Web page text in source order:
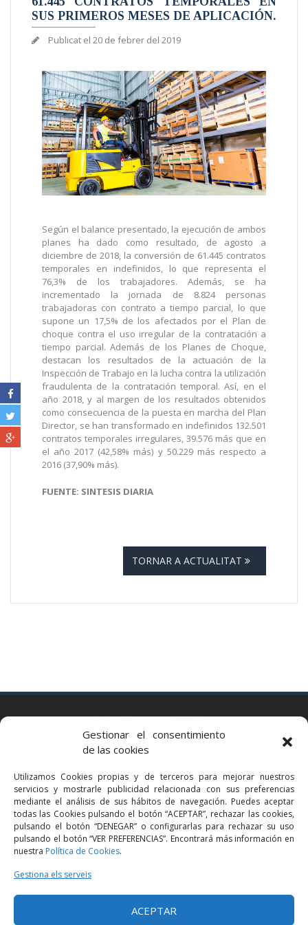
Gestionar el consentimiento
de las cookies
Utilizamos Cookies propias y de terceros para mejorar nuestros
servicios y mostrarle publicidad relacionada con sus preferencias
mediante el análisis de sus hábitos de navegación. Puedes aceptar
todas las Cookies pulsando el botón “ACEPTAR”, rechazar las cookies,
pulsando el botón “DENEGAR” o configurarlas para rechazar su uso
pulsando el botón “VER PREFERENCIAS”. Encontrará más información en
nuestra Política de Cookies.
Gestiona els serveis
ACEPTAR
SUS PRIMEROS MESES DE APLICACIÓN.
Publicat el 20 de febrer del 2019
Según el balance presentado, la ejecución de ambos
planes ha dado como resultado, de agosto a
diciembre de 2018, la conversión de 61.445 contratos
temporales en indefinidos, lo que representa el
76,3% de los trabajadores. Además, se ha
incrementado la jornada de 8.824 personas
trabajadoras con contrato a tiempo parcial, lo que
supone un 17,5% de los afectados por el Plan de
choque contra el uso irregular de la contratación a
tiempo parcial. Además de los Planes de Choque,
destacan los resultados de la actuación de la
Inspección de Trabajo en la lucha contra la utilización
fraudulenta de la contratación temporal. Así, en el
año 2018, y al margen de los resultados obtenidos
como consecuencia de la puesta en marcha del Plan
Director, se han transformado en indefinidos 132.501
contratos temporales irregulares, 39.576 más que en
el año 2017 (42,58% más) y 50.229 más respecto a
2016 (37,90% más).
FUENTE: SINTESIS DIARIA
TORNAR A ACTUALITAT
Via Augusta 2 bis, 3º, 08006 Barcelona
bcn@bellavistalegal.eu
GRANOLLERS
C/ Sant Jaume, 16 1r, 08401 Granollers (Bcn)
+34 93 860 39 60
grn@bellavistalegal.eu
MADRID
C/ Serrano 114, 2º izq. 28006 Madrid.
+34 91 431 98 21 | +34 91 431 98 95